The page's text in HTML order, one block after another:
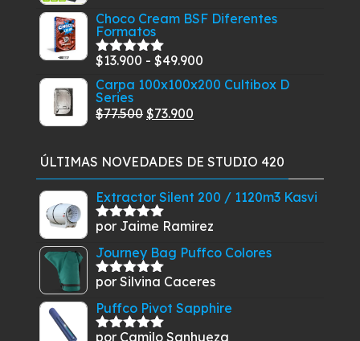
original
era:
$299.900.
actual
Choco Cream BSF Diferentes
Formatos
Valorado
con
5.00 de
5
$13.900 - $49.900
de
hasta
$49.900
Carpa 100x100x200 Cultibox D
Series
$77.500 El
original
$77.500.
$73.900
actual
$73.900.
ÚLTIMAS NOVEDADES DE STUDIO 420
Extractor Silent 200 / 1120m3 Kasvi
Valorado
por Jaime Ramirez
Journey Bag Puffco Colores
Valorado
por Silvina Caceres
Puffco Pivot Sapphire
por Camilo Sanhueza